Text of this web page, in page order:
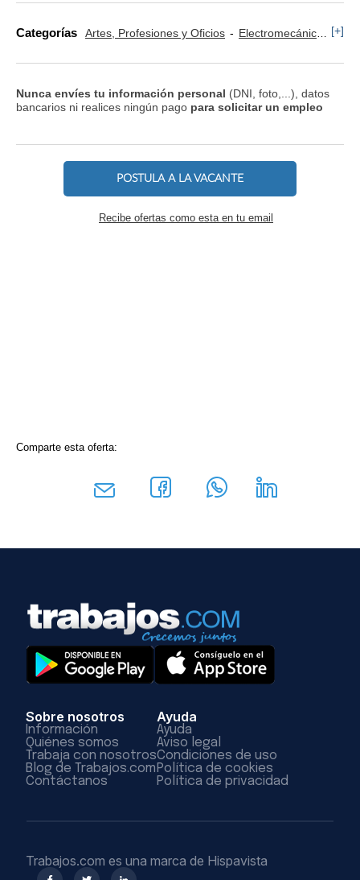
Categorías Artes, Profesiones y Oficios Electromecánica [+]
Nunca envíes tu información personal (DNI, foto,...), datos
bancarios ni realices ningún pago para solicitar un empleo
POSTULA A LA VACANTE
Recibe ofertas como esta en tu email
Comparte esta oferta:
Sobre nosotros
Información
Quiénes somos
Trabaja con nosotros
Blog de Trabajos.com
Contáctanos
Ayuda
Ayuda
Aviso legal
Condiciones de uso
Política de cookies
Política de privacidad
Trabajos.com es una marca de Hispavista